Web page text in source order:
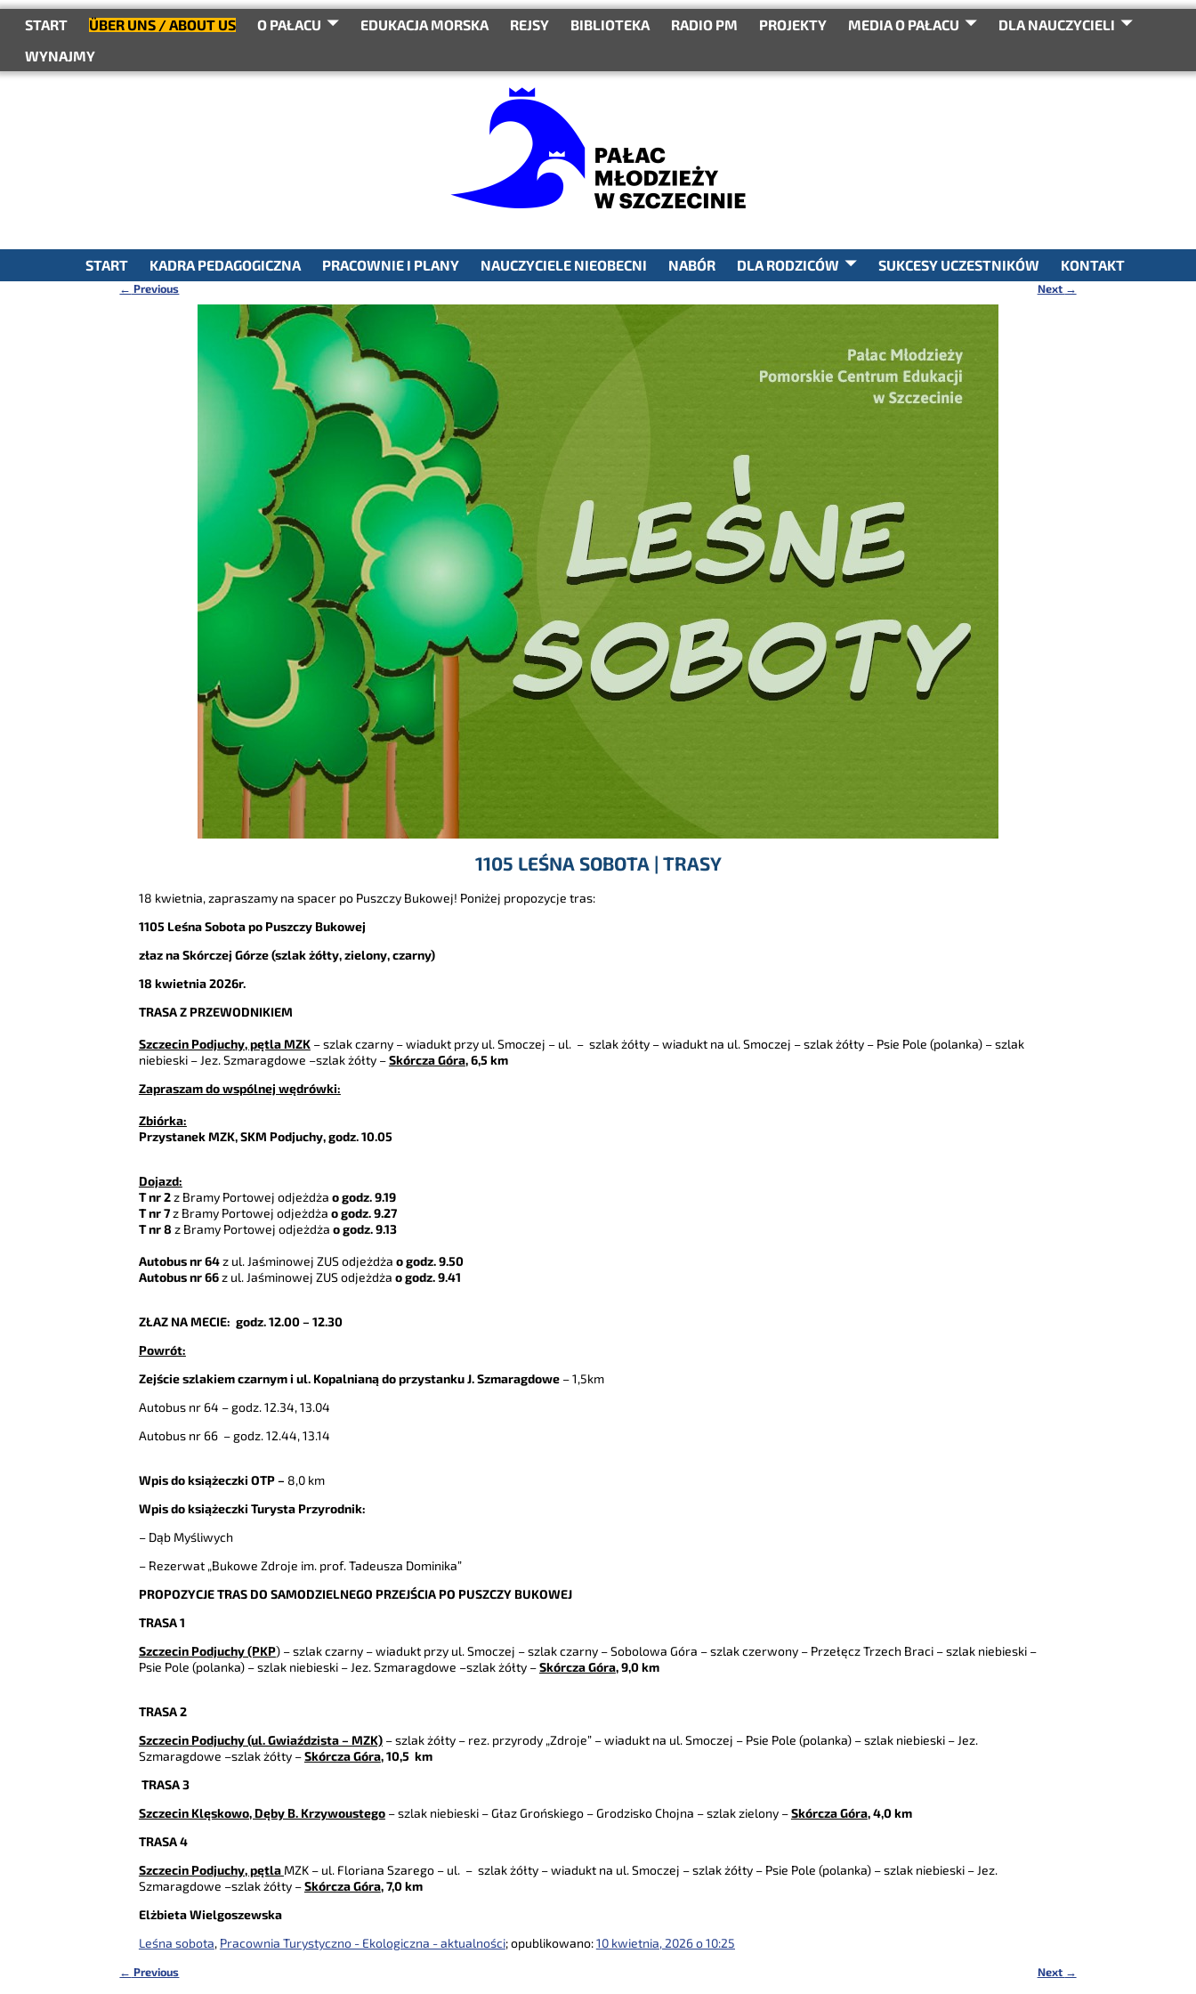
treściSTART ÜBER UNS / ABOUT US O PAŁACU EDUKACJA MORSKA REJSY BIBLIOTEKA RADIO PM PROJEKTY MEDIA O PAŁACU
DLA NAUCZYCIELI
WYNAJMY
SEARCH
START
KADRA PEDAGOGICZNA PRACOWNIE I PLANY NAUCZYCIELE NIEOBECNI NABÓR DLA RODZICÓW SUKCESY UCZESTNIKÓW KONTAKT
Nawigacja
← Previous Next →
1105 LEŚNA SOBOTA | TRASY
18 kwietnia, zapraszamy na spacer po Puszczy Bukowej! Poniżej propozycje tras:
1105 Leśna Sobota po Puszczy Bukowej
złaz na Skórczej Górze (szlak żółty, zielony, czarny)
18 kwietnia 2026r.
TRASA Z PRZEWODNIKIEM
Szczecin Podjuchy, pętla MZK – szlak czarny – wiadukt przy ul. Smoczej – ul. – szlak żółty – wiadukt na ul. Smoczej – szlak żółty – Psie Pole (polanka) – szlak
niebieski – Jez. Szmaragdowe –szlak żółty –Skórcza Góra, 6,5 km
Zapraszam do wspólnej wędrówki:
Zbiórka:
Przystanek MZK, SKM Podjuchy, godz. 10.05
Dojazd:
T nr 2z Bramy Portowej odjeżdża o godz. 9.19
T nr 7z Bramy Portowej odjeżdża o godz. 9.27
T nr 8 z Bramy Portowej odjeżdża o godz. 9.13
Autobus nr 64z ul. Jaśminowej ZUS odjeżdża o godz. 9.50
Autobus nr 66z ul. Jaśminowej ZUS odjeżdża o godz. 9.41
ZŁAZ NA MECIE: godz. 12.00 – 12.30
Powrót:
Zejście szlakiem czarnym i ul. Kopalnianą do przystanku J. Szmaragdowe – 1,5km
Autobus nr 64 – godz. 12.34, 13.04
Autobus nr 66 – godz. 12.44, 13.14
Wpis do książeczki OTP – 8,0 km
Wpis do książeczki Turysta Przyrodnik:
– Dąb Myśliwych
– Rezerwat „Bukowe Zdroje im. prof. Tadeusza Dominika”
PROPOZYCJE TRAS DO SAMODZIELNEGO PRZEJŚCIA PO PUSZCZY BUKOWEJ
TRASA 1
Szczecin Podjuchy (PKP) – szlak czarny – wiadukt przy ul. Smoczej – szlak czarny – Sobolowa Góra – szlak czerwony – Przełęcz Trzech Braci – szlak niebieski –
Psie Pole (polanka) – szlak niebieski – Jez. Szmaragdowe –szlak żółty –Skórcza Góra, 9,0 km
TRASA 2
Szczecin Podjuchy (ul. Gwiaździsta – MZK) – szlak żółty – rez. przyrody „Zdroje” – wiadukt na ul. Smoczej – Psie Pole (polanka) – szlak niebieski – Jez.
Szmaragdowe –szlak żółty –Skórcza Góra, 10,5 km
TRASA 3
Szczecin Klęskowo, Dęby B. Krzywoustego– szlak niebieski – Głaz Grońskiego – Grodzisko Chojna – szlak zielony –Skórcza Góra, 4,0 km
TRASA 4
Szczecin Podjuchy, pętla MZK – ul. Floriana Szarego – ul. – szlak żółty – wiadukt na ul. Smoczej – szlak żółty – Psie Pole (polanka) – szlak niebieski – Jez.
Szmaragdowe –szlak żółty –Skórcza Góra, 7,0 km
Elżbieta Wielgoszewska
Leśna sobota, Pracownia Turystyczno - Ekologiczna - aktualności; opublikowano:10 kwietnia, 2026 o 10:25
← Previous Next →